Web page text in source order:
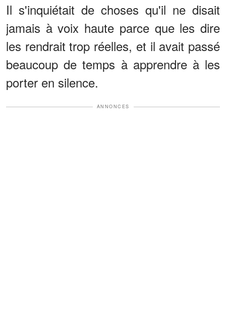
Il s'inquiétait de choses qu'il ne disait
jamais à voix haute parce que les dire
les rendrait trop réelles, et il avait passé
beaucoup de temps à apprendre à les
porter en silence.
ANNONCES